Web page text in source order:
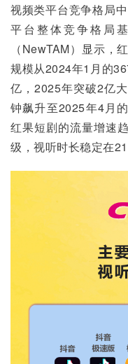
视频类平台竞争格局
平台整体竞争格局
（NewTAM）显示，
规模从2024年1月的
亿，2025年突破2亿
钟飙升至2025年4月
红果短剧的流量增速
级，视听时长稳定在